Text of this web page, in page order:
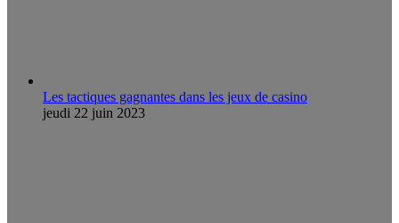
Les tactiques gagnantes dans les jeux de casino
jeudi 22 juin 2023